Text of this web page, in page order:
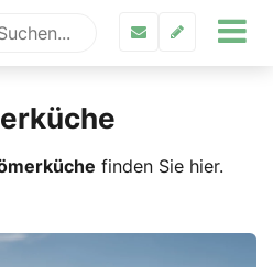
finden Sie hier.